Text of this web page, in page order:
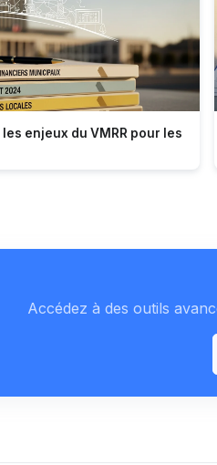
enjeux du VMRR pour les
Accédez à des outils